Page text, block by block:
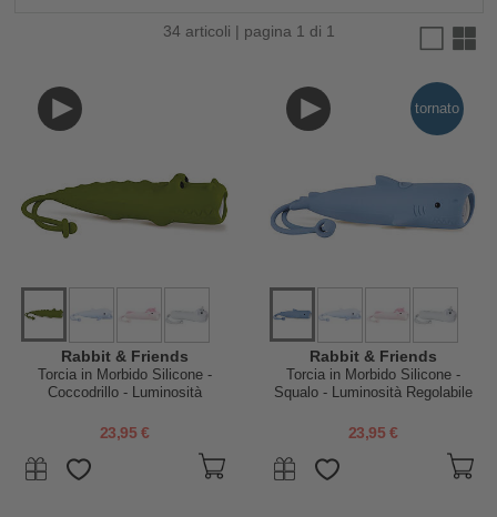
34 articoli | pagina 1 di 1
Rabbit & Friends
Torcia in Morbido Silicone -
Coccodrillo - Luminosità
23,95 €
tornato
Rabbit & Friends
Torcia in Morbido Silicone -
Squalo - Luminosità Regolabile
23,95 €